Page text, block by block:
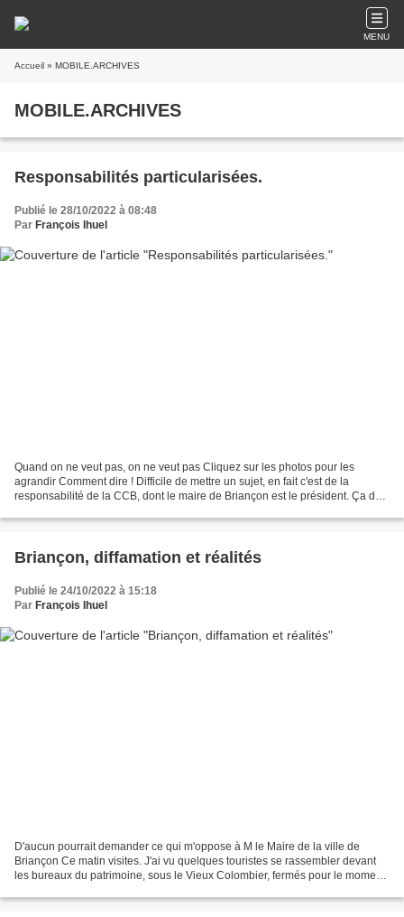
MENU
Accueil » MOBILE.ARCHIVES
MOBILE.ARCHIVES
Responsabilités particularisées.
Publié le 28/10/2022 à 08:48
Par François Ihuel
Quand on ne veut pas, on ne veut pas Cliquez sur les photos pour les
agrandir Comment dire ! Difficile de mettre un sujet, en fait c'est de la
responsabilité de la CCB, dont le maire de Briançon est le président. Ça doit
Briançon, diffamation et réalités
Publié le 24/10/2022 à 15:18
Par François Ihuel
D'aucun pourrait demander ce qui m'oppose à M le Maire de la ville de
Briançon Ce matin visites. J'ai vu quelques touristes se rassembler devant
les bureaux du patrimoine, sous le Vieux Colombier, fermés pour le moment,